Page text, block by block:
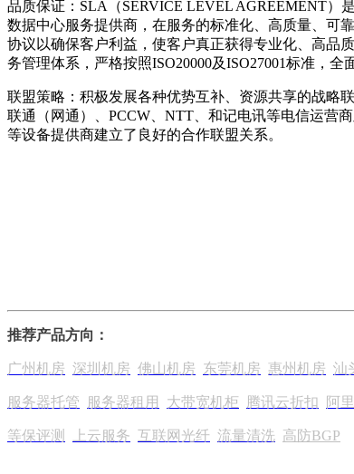
品质保证：SLA（SERVICE LEVEL AGREEMENT）
数据中心服务提供商，在服务的标准化、高质量、可
协议以确保客户利益，使客户真正获得专业化、高品
务管理体系，严格按照ISO20000及ISO27001标准，全
联盟策略：积极发展各种优势互补、资源共享的战略
联通（网通）、PCCW、NTT、和记电讯等电信运营
等设备提供商建立了良好的合作联盟关系。
推荐产品方向：
广州机房 深圳机房 佛山机房 东莞机房 惠州机房 汕
服务器托管 服务器租用 大带宽机柜 腾讯云折扣 阿
等保评测 上云服务 互联网光纤 流量清洗 高防BGP